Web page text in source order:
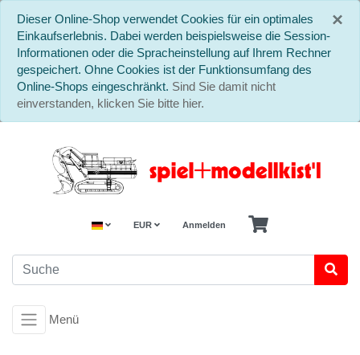
×
Dieser Online-Shop verwendet Cookies für ein optimales
Einkaufserlebnis. Dabei werden beispielsweise die Session-
Informationen oder die Spracheinstellung auf Ihrem Rechner
gespeichert. Ohne Cookies ist der Funktionsumfang des
Online-Shops eingeschränkt. Sind Sie damit nicht
einverstanden, klicken Sie bitte hier.
EUR Anmelden
Menü